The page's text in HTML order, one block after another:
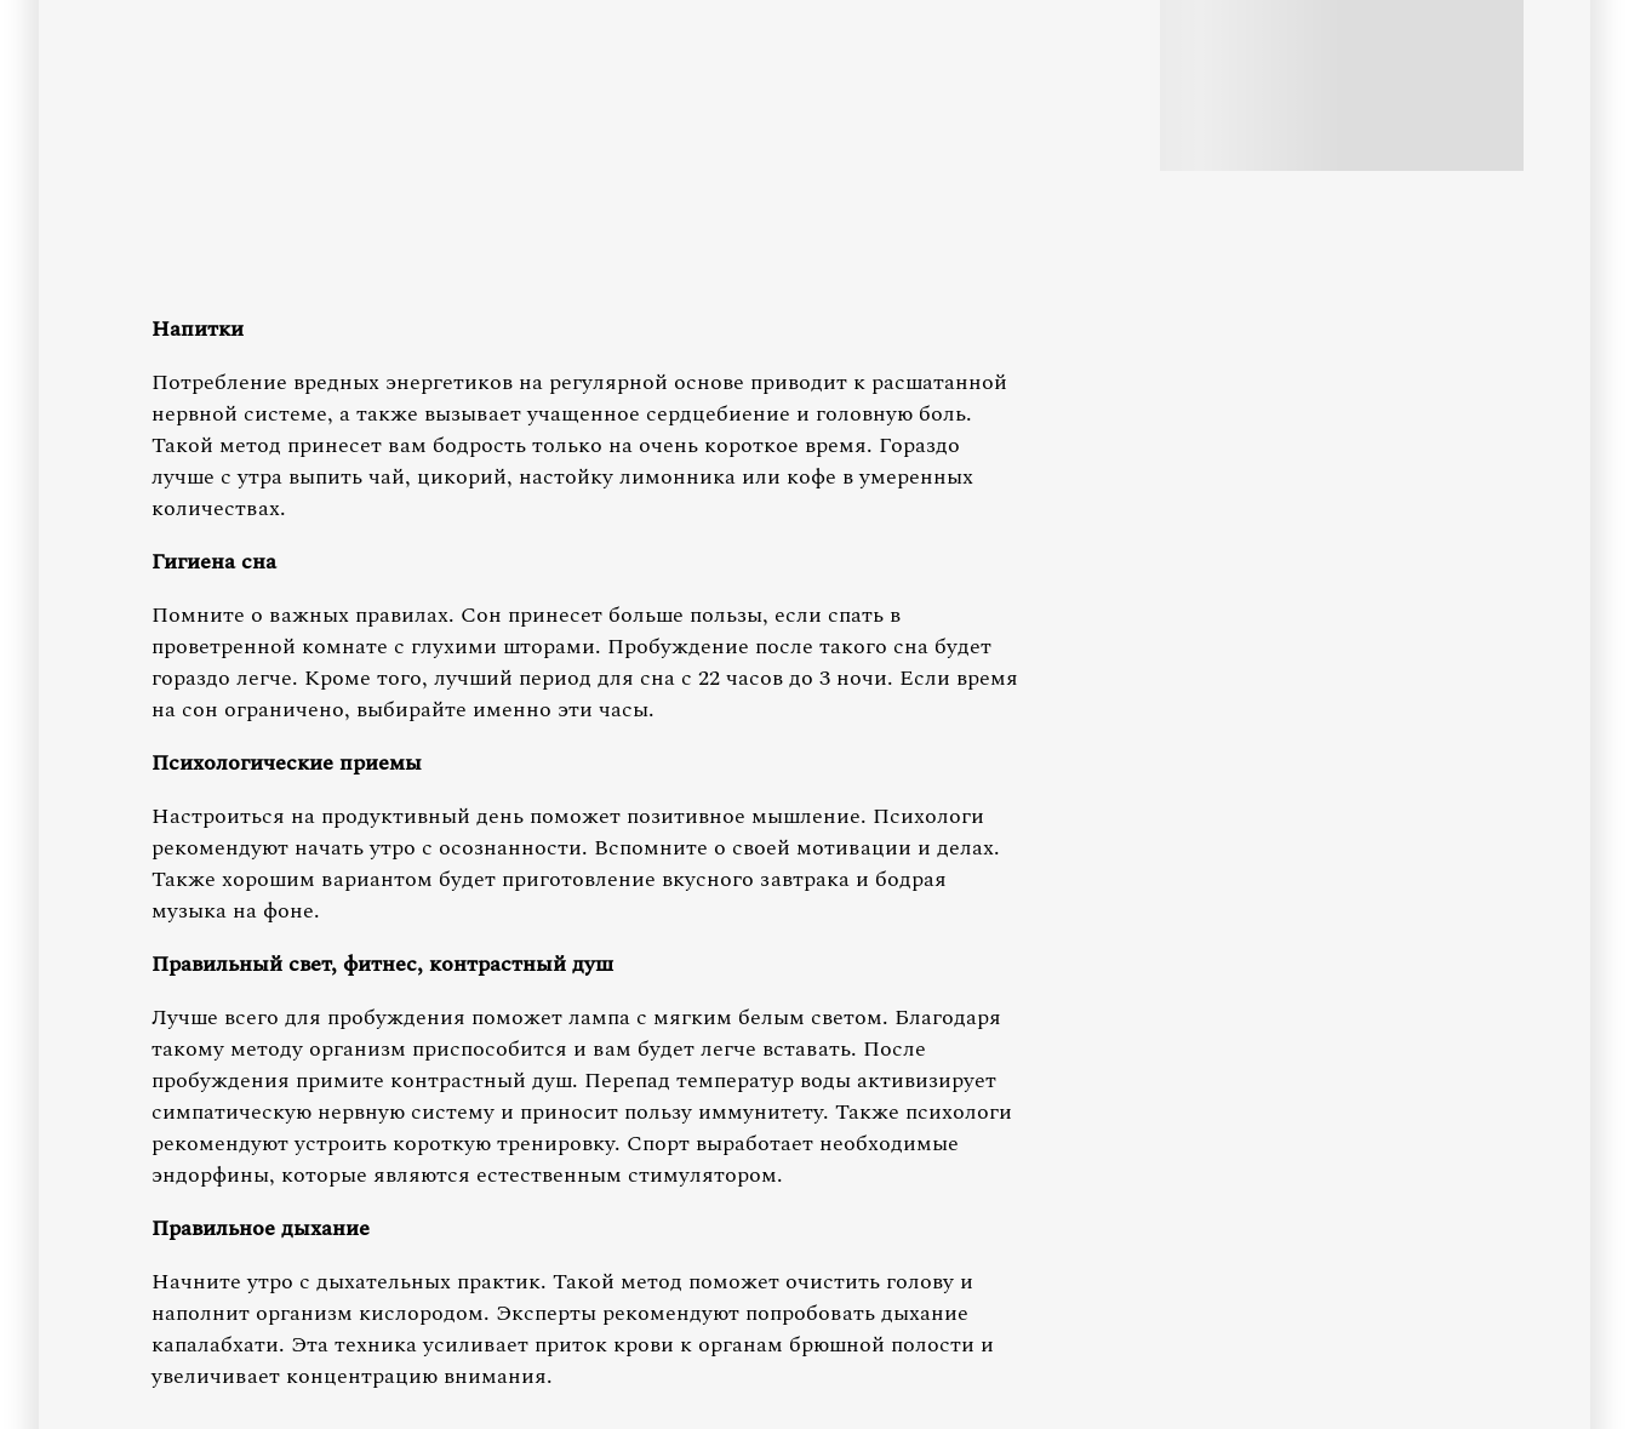
Напитки
Потребление вредных энергетиков на регулярной основе приводит к расшатанной
нервной системе, а также вызывает учащенное сердцебиение и головную боль.
Такой метод принесет вам бодрость только на очень короткое время. Гораздо
лучше с утра выпить чай, цикорий, настойку лимонника или кофе в умеренных
количествах.
Гигиена сна
Помните о важных правилах. Сон принесет больше пользы, если спать в
проветренной комнате с глухими шторами. Пробуждение после такого сна будет
гораздо легче. Кроме того, лучший период для сна с 22 часов до 3 ночи. Если время
на сон ограничено, выбирайте именно эти часы.
Психологические приемы
Настроиться на продуктивный день поможет позитивное мышление. Психологи
рекомендуют начать утро с осознанности. Вспомните о своей мотивации и делах.
Также хорошим вариантом будет приготовление вкусного завтрака и бодрая
музыка на фоне.
Правильный свет, фитнес, контрастный душ
Лучше всего для пробуждения поможет лампа с мягким белым светом. Благодаря
такому методу организм приспособится и вам будет легче вставать. После
пробуждения примите контрастный душ. Перепад температур воды активизирует
симпатическую нервную систему и приносит пользу иммунитету. Также психологи
рекомендуют устроить короткую тренировку. Спорт выработает необходимые
эндорфины, которые являются естественным стимулятором.
Правильное дыхание
Начните утро с дыхательных практик. Такой метод поможет очистить голову и
наполнит организм кислородом. Эксперты рекомендуют попробовать дыхание
капалабхати. Эта техника усиливает приток крови к органам брюшной полости и
увеличивает концентрацию внимания.